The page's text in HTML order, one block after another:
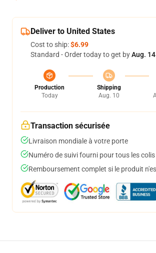
Deliver to United States
Cost to ship:$6.99
Standard - Order today to get byAug.
Production
Today
Shipping
Aug. 10
Transaction sécurisée
Livraison mondiale à votre porte
Numéro de suivi fourni pour tous les colis
Remboursement complet si le produit